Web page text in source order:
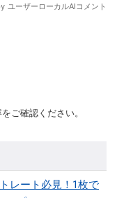
ご確認ください。
レート必見！1枚で